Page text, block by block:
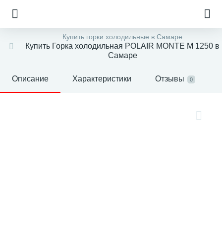
Купить горки холодильные в Самаре
Купить Горка холодильная POLAIR MONTE M 1250 в
Самаре
Описание Характеристики Отзывы 0